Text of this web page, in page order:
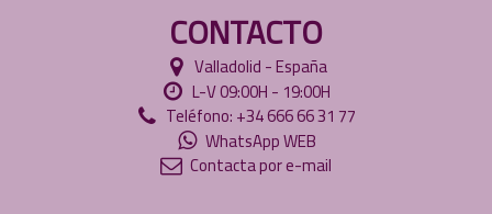
CONTACTO
Valladolid - España
L-V 09:00H - 19:00H
Teléfono: +34 666 66 31 77
WhatsApp WEB
Contacta por e-mail